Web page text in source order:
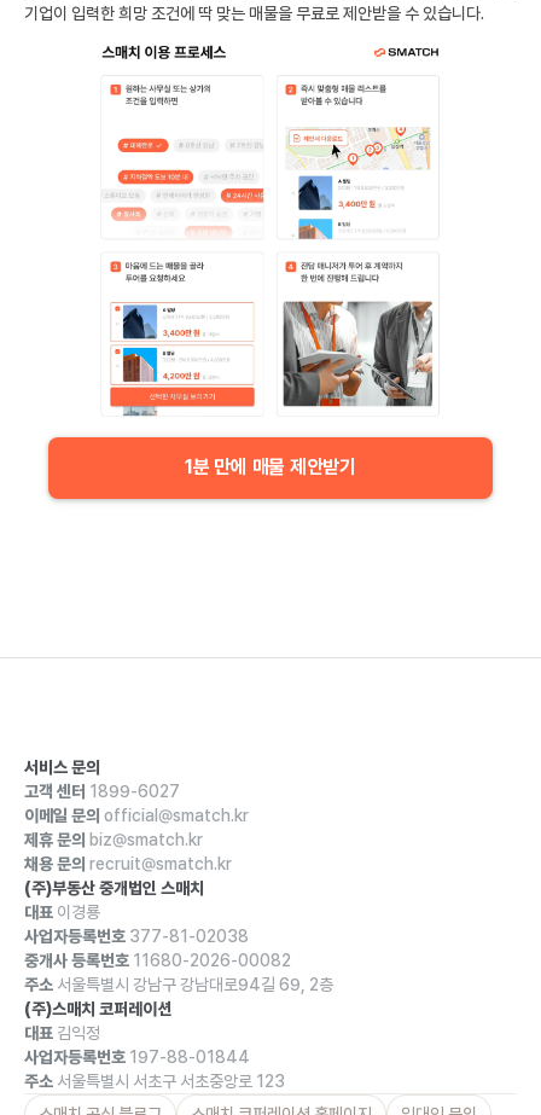
기업이 입력한 희망 조건에 딱 맞는 매물을 무료로 제안받을 수 있습니다.
1분 만에 매물 제안받기
서비스 문의
고객 센터 1899-6027
이메일 문의 official@smatch.kr
제휴 문의 biz@smatch.kr
채용 문의 recruit@smatch.kr
(주)부동산 중개법인 스매치
대표 이경룡
사업자등록번호 377-81-02038
중개사 등록번호 11680-2026-00082
주소 서울특별시 강남구 강남대로94길 69, 2층
(주)스매치 코퍼레이션
대표 김익정
사업자등록번호 197-88-01844
주소 서울특별시 서초구 서초중앙로 123